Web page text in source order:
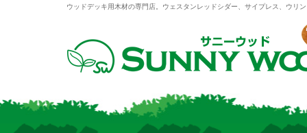
ウッドデッキ用木材の専門店。ウェスタンレッドシダー、サイプレス、ウリ